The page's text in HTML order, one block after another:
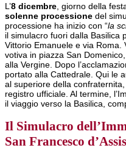
L’8 dicembre , giorno della
solenne processione del
processione ha inizio con “la
il simulacro fuori dalla Basilica
Vittorio Emanuele e via Roma.
votiva in piazza San
alla Vergine. Dopo
portato alla Cattedrale. Qui le
al superiore della
registro ufficiale. Al termine,
il viaggio verso la Basilica,
Il Simulacro
San Francesco